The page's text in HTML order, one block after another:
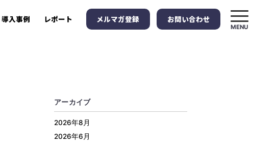
導入事例 レポート メルマガ登録 お問い合わせ
MENU
アーカイブ
2026年8月
2026年6月